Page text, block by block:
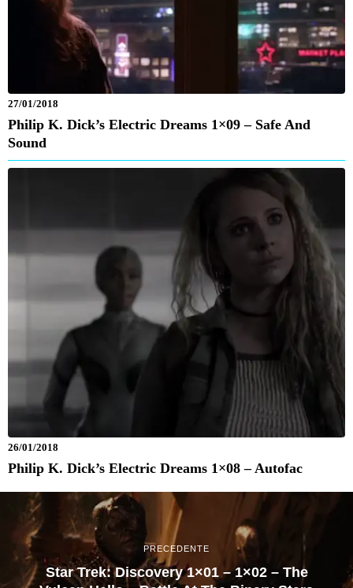
27/01/2018
Philip K. Dick’s Electric Dreams 1×09 – Safe And
Sound
26/01/2018
Philip K. Dick’s Electric Dreams 1×08 – Autofac
PRECEDENTE
Star Trek: Discovery 1×01 – 1×02 – The